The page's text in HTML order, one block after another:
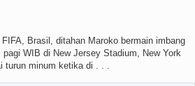
Brasil, ditahan Maroko bermain imbang
WIB di New Jersey Stadium, New York
minum ketika di . . .